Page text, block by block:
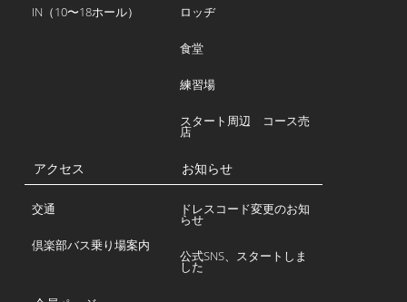
IN（10〜18ホール） ロッヂ
食堂
練習場
スタート周辺 コース売
店
アクセス
交通
倶楽部バス乗り場案内
お知らせ
ドレスコード変更のお知
らせ
公式SNS、スタートしま
した